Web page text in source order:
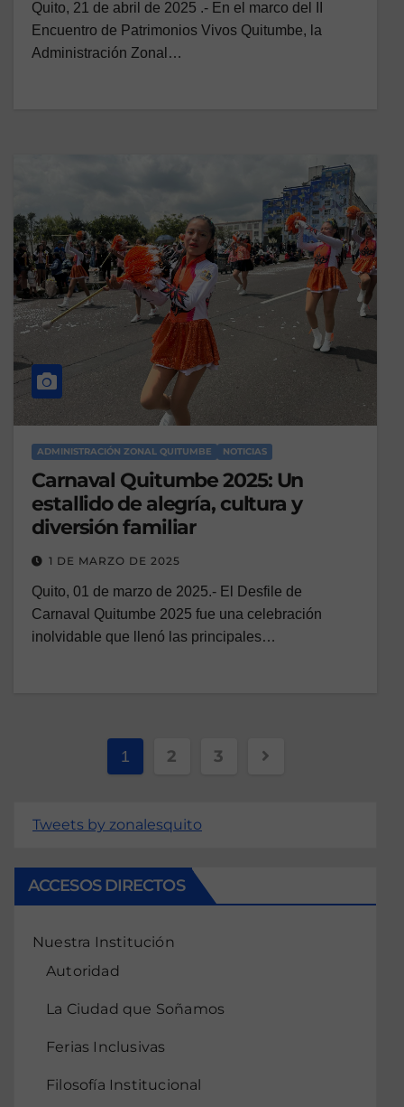
Quito, 21 de abril de 2025 .- En el marco del II
Encuentro de Patrimonios Vivos Quitumbe, la
Administración Zonal…
ADMINISTRACIÓN ZONAL QUITUMBE NOTICIAS
Carnaval Quitumbe 2025: Un
estallido de alegría, cultura y
diversión familiar
1 DE MARZO DE 2025
Quito, 01 de marzo de 2025.- El Desfile de
Carnaval Quitumbe 2025 fue una celebración
inolvidable que llenó las principales…
1 2 3
Tweets by zonalesquito
ACCESOS DIRECTOS
Nuestra Institución
Autoridad
La Ciudad que Soñamos
Ferias Inclusivas
Filosofía Institucional